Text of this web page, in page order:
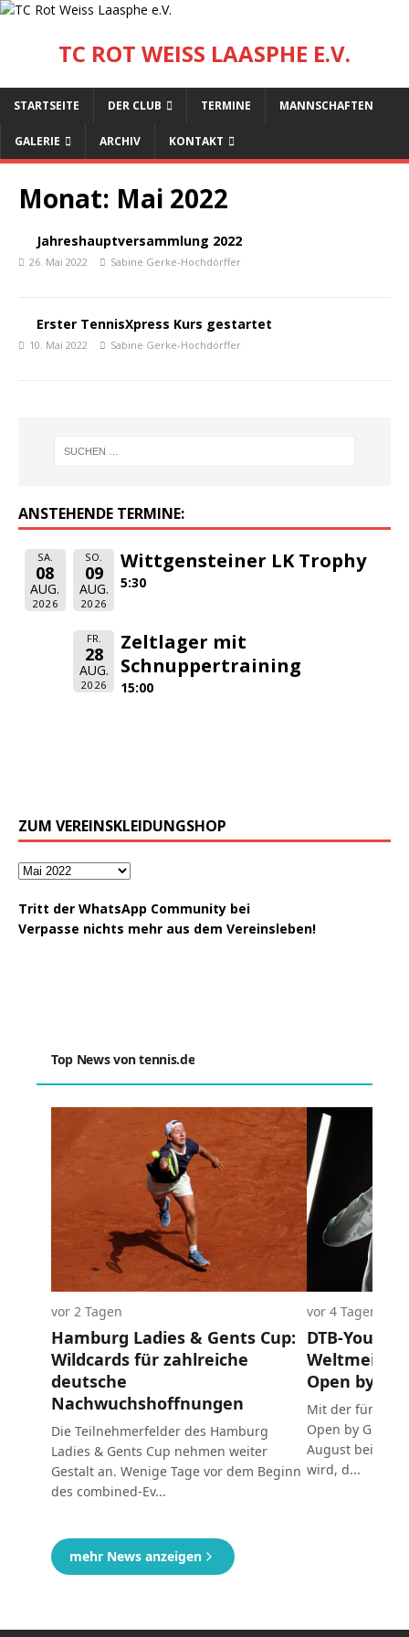
TC ROT WEISS LAASPHE E.V.
STARTSEITE DER CLUB TERMINE MANNSCHAFTEN
GALERIE ARCHIV KONTAKT
Monat: Mai 2022
Jahreshauptversammlung 2022
26. Mai 2022 Sabine Gerke-Hochdörffer
Erster TennisXpress Kurs gestartet
10. Mai 2022 Sabine Gerke-Hochdörffer
ANSTEHENDE TERMINE:
SA.
08
AUG.
2026
SO.
09
AUG.
2026
Wittgensteiner LK Trophy
5:30
FR.
28
AUG.
2026
Zeltlager mit
Schnuppertraining
15:00
ZUM VEREINSKLEIDUNGSHOP
Tritt der WhatsApp Community bei
Verpasse nichts mehr aus dem Vereinsleben!